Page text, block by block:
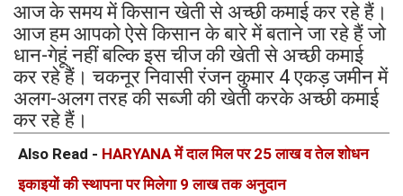
आज के समय में किसान खेती से अच्छी कमाई कर रहे हैं।
आज हम आपको ऐसे किसान के बारे में बताने जा रहे हैं जो
धान-गेहूं नहीं बल्कि इस चीज की खेती से अच्छी कमाई
कर रहे हैं। चकनूर निवासी रंजन कुमार 4 एकड़ जमीन में
अलग-अलग तरह की सब्जी की खेती करके अच्छी कमाई
कर रहे हैं।
Also Read - HARYANA में दाल मिल पर 25 लाख व तेल शोधन
इकाइयों की स्थापना पर मिलेगा 9 लाख तक अनुदान